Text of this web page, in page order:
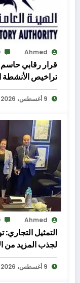
Ahmed
قرار رقابي
تراخيص الأنشطة
9 أغسطس، 2026
Ahmed
التمثيل
لجذب المزيد من
9 أغسطس، 2026